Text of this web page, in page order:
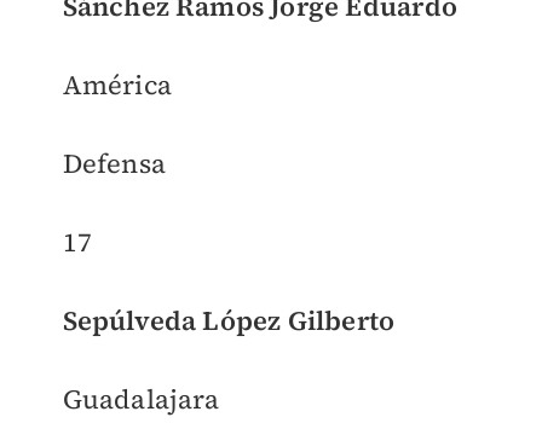
América
Defensa
17
Sepúlveda López Gilberto
Guadalajara